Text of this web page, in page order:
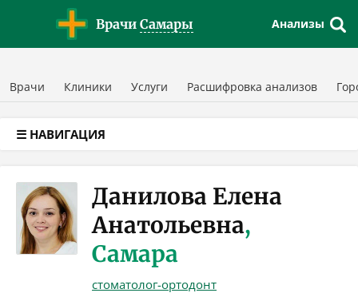
Врачи Самары Анализы
Врачи Клиники Услуги Расшифровка анализов
☰ НАВИГАЦИЯ
Данилова Елена
Анатольевна,
Самара
стоматолог-ортодонт